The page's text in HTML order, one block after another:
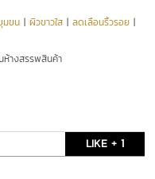
มขน |ผิวขาวใส |ลดเลือนริ้วรอย |
ห้างสรรพสินค้า
LIKE + 1